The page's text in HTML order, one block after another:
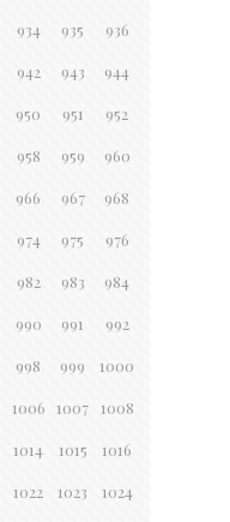
934 935 936
942 943 944
950 951 952
958 959 960
966 967 968
974 975 976
982 983 984
990 991 992
998 999 1000
1006 1007 1008
1014 1015 1016
1022 1023 1024